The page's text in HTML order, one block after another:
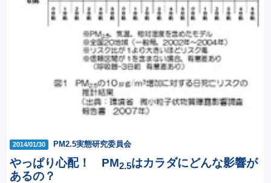
2014/01/30 PM2.5実態研究委員会
やっぱり心配！ PM2.5はカラダにどんな影響が
あるの？